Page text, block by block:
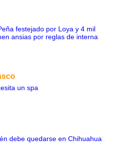
festejado por Loya y 4 mil
ansias por reglas de interna
un spa
debe quedarse en Chihuahua